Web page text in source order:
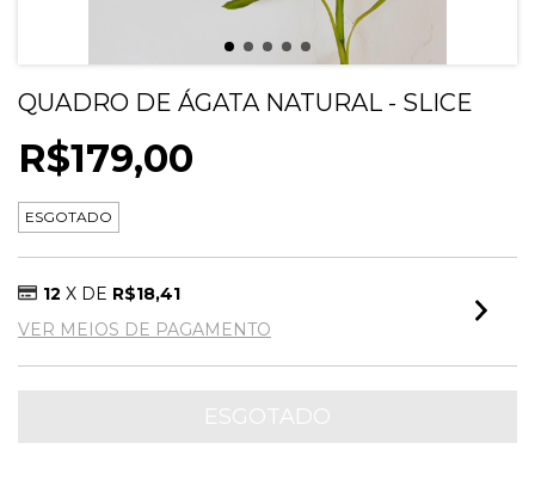
QUADRO DE ÁGATA NATURAL - SLICE
R$179,00
ESGOTADO
12 X DE R$18,41
VER MEIOS DE PAGAMENTO